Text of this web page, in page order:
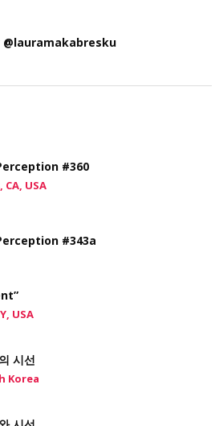
#360
USA
#343a
USA
시선
Korea